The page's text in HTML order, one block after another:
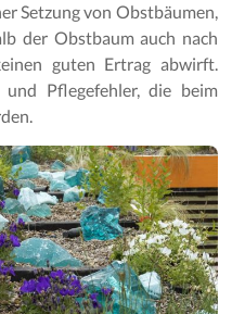
Setzung von Obstbäumen,
der Obstbaum auch nach
guten Ertrag abwirft.
Pflegefehler, die beim